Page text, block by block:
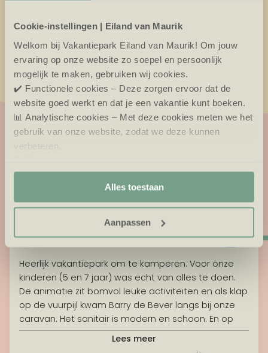
Cookie-instellingen | Eiland van Maurik
Welkom bij Vakantiepark Eiland van Maurik! Om jouw
ervaring op onze website zo soepel en persoonlijk
mogelijk te maken, gebruiken wij cookies.
✔️ Functionele cookies – Deze zorgen ervoor dat de
website goed werkt en dat je een vakantie kunt boeken.
📊 Analytische cookies – Met deze cookies meten we het
gebruik van onze website, zodat we deze kunnen
aanbiedingen en advertenties laten zien.
Alles toestaan
Aanpassen
€ 38,62
Oud & Nieuw
wat onze gasten zeggen.
Kamperen was top!
Heerlijk vakantiepark om te kamperen. Voor onze
kinderen (5 en 7 jaar) was echt van alles te doen.
De animatie zit bomvol leuke activiteiten en als klap
op de vuurpijl kwam Barry de Bever langs bij onze
caravan. Het sanitair is modern en schoon. En op
een regenachtige dag kan je heerlijk het overdekte
Lees meer